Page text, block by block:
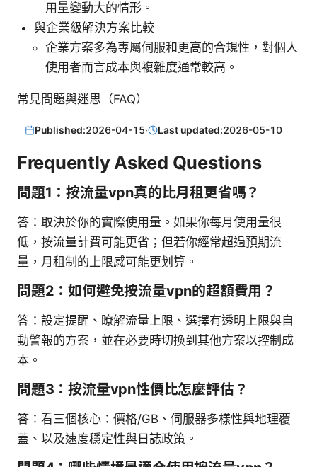
用量變動大的情形。
與企業級解決方案比較
企業方案多為專屬伺服和更高的合規性，對個人
使用者而言成本與複雜度通常較高。
常見問題與迷思（FAQ）
Published:2026-04-15· Last updated:2026-05-10
Frequently Asked Questions
問題1：按流量vpn真的比月租更省嗎？
答：取決於你的實際使用量。如果你每月使用量很
低，按流量計費可能更省；但若你經常超過預期流
量，月租制的上限感可能更划算。
問題2：如何避免按流量vpn的超額費用？
答：設定提醒、瞭解流量上限、選擇有透明上限與自
動警報的方案，並在必要時切換到其他方案以控制成
本。
問題3：按流量vpn性價比怎麼評估？
答：看三個核心：價格/GB、伺服器多樣性與地理覆
蓋、以及速度穩定性與日誌政策。